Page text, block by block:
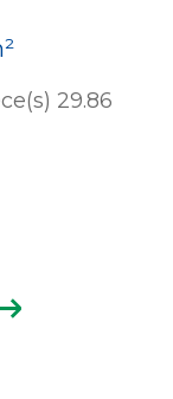
29.86